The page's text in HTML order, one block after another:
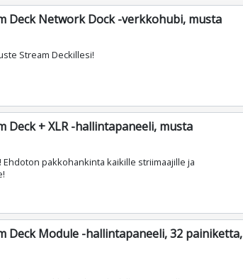
Deck Network Dock -verkkohubi, musta
Stream Deckillesi!
Deck + XLR -hallintapaneeli, musta
Ehdoton pakkohankinta kaikille striimaajille ja
Deck Module -hallintapaneeli, 32 painiketta,